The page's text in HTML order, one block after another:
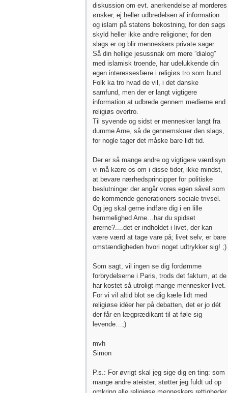
diskussion om evt. anerkendelse af morderes
ønsker, ej heller udbredelsen af information
og islam på statens bekostning, for den sags
skyld heller ikke andre religioner, for den
slags er og blir menneskers private sager.
Så din hellige jesussnak om mere ”dialog”
med islamisk troende, har udelukkende din
egen interessesfære i religiøs tro som bund.
Folk ka tro hvad de vil, i det danske
samfund, men der er langt vigtigere
information at udbrede gennem medierne end
religiøs overtro.
Til syvende og sidst er mennesker langt fra
dumme Arne, så de gennemskuer den slags,
for nogle tager det måske bare lidt tid.
Der er så mange andre og vigtigere værdisyn
vi må kære os om i disse tider, ikke mindst,
at bevare nærhedsprincipper for politiske
beslutninger der angår vores egen såvel som
de kommende generationers sociale trivsel.
Og jeg skal gerne indføre dig i en lille
hemmelighed Arne…har du spidset
ørerne?....det er indholdet i livet, der kan
være værd at tage vare på; livet selv, er bare
omstændigheden hvori noget udtrykker sig! ;)
Som sagt, vil ingen se dig fordømme
forbrydelserne i Paris, trods det faktum, at de
har kostet så utroligt mange mennesker livet.
For vi vil altid blot se dig kæle lidt med
religiøse idéer her på debatten, det er jo dét
der får en lægprædikant til at føle sig
levende…;)
mvh
Simon
P.s.: For øvrigt skal jeg sige dig en ting: som
mange andre ateister, støtter jeg fuldt ud op